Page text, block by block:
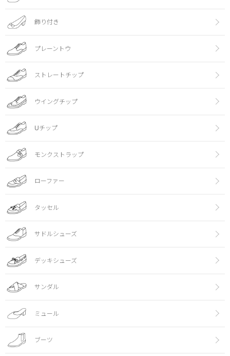
飾り付き
プレーントウ
ストレートチップ
ウイングチップ
Uチップ
モンクストラップ
ローファー
タッセル
サドルシューズ
デッキシューズ
サンダル
ミュール
ブーツ